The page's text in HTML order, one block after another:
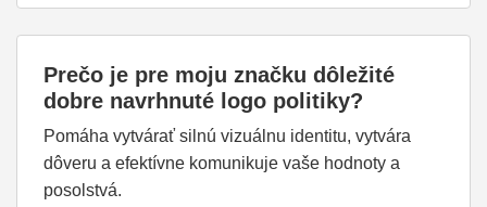
Prečo je pre moju značku dôležité
dobre navrhnuté logo politiky?
Pomáha vytvárať silnú vizuálnu identitu, vytvára
dôveru a efektívne komunikuje vaše hodnoty a
posolstvá.